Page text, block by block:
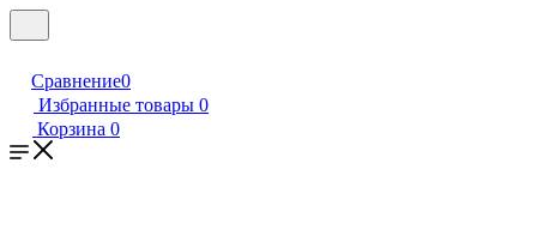
Сравнение0
Избранные товары 0
Корзина 0